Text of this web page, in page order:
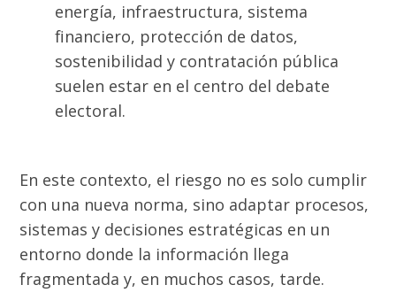
energía, infraestructura, sistema
financiero, protección de datos,
sostenibilidad y contratación pública
suelen estar en el centro del debate
electoral.
En este contexto, el riesgo no es solo cumplir
con una nueva norma, sino adaptar procesos,
sistemas y decisiones estratégicas en un
entorno donde la información llega
fragmentada y, en muchos casos, tarde.